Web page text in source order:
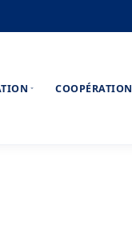
COOPÉRATION